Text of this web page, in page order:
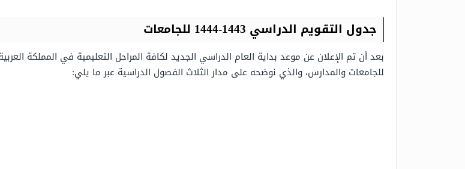
جدول التقويم الدراسي 1443-1444 للجامعات
للجامعات والمدارس، والذي نوضحه على مدار الثلاث الفصول الدراسية عبر ما يلي: